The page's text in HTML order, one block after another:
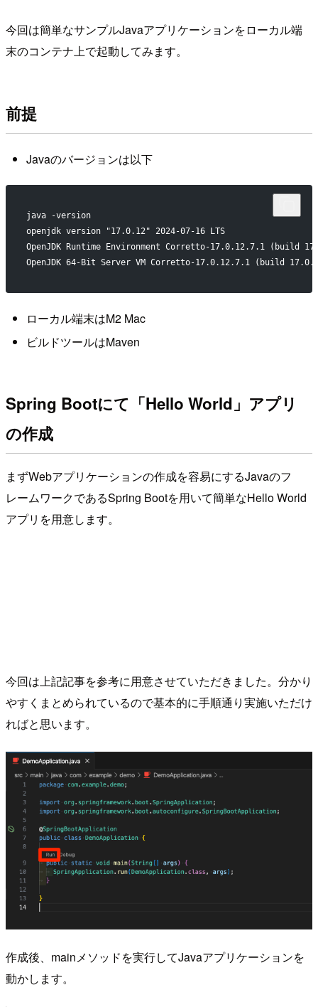
今回は簡単なサンプルJavaアプリケーションをローカル端
末のコンテナ上で起動してみます。
前提
Javaのバージョンは以下
java -version
openjdk version "17.0.12" 2024-07-16 LTS
OpenJDK Runtime Environment Corretto-17.0.12.7.1 (build
OpenJDK 64-Bit Server VM Corretto-17.0.12.7.1 (build
ローカル端末はM2 Mac
ビルドツールはMaven
Spring Bootにて「Hello World」アプリ
の作成
まずWebアプリケーションの作成を容易にするJavaのフ
レームワークであるSpring Bootを用いて簡単なHello World
アプリを用意します。
今回は上記記事を参考に用意させていただきました。分かり
やすくまとめられているので基本的に手順通り実施いただけ
ればと思います。
作成後、mainメソッドを実行してJavaアプリケーションを
動かします。